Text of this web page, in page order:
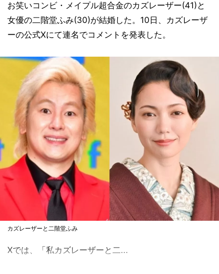
お笑いコンビ・メイプル超合金のカズレーザー(41)と
女優の二階堂ふみ(30)が結婚した。10日、カズレーザ
ーの公式Xにて連名でコメントを発表した。
カズレーザーと二階堂ふみ
Xでは、「私カズレーザーと二...